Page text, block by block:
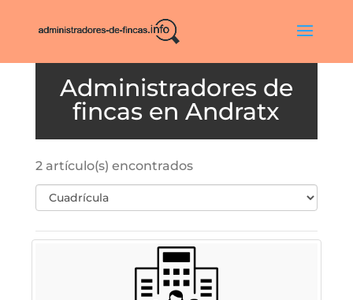
Andratx
2 artículo(s) encontrados